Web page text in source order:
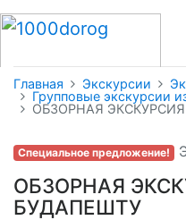
Главная Экскурсии
Групповые экскурсии
ОБЗОРНАЯ
Специальное предложение!
ОБЗОРНАЯ
БУДАПЕШТУ